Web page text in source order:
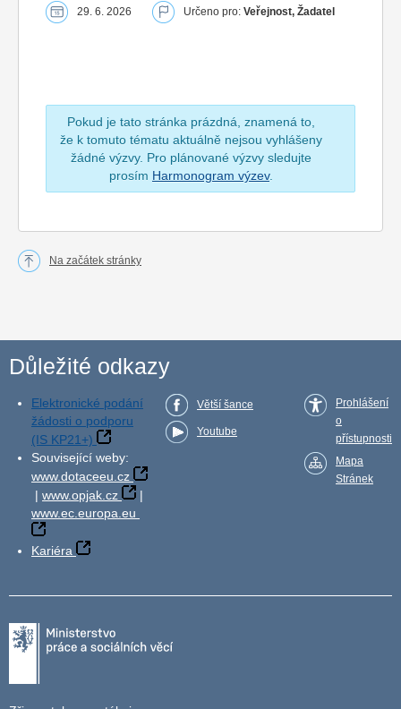
29. 6. 2026 Určeno pro: Veřejnost, Žadatel
Pokud je tato stránka prázdná, znamená to,
že k tomuto tématu aktuálně nejsou vyhlášeny
žádné výzvy. Pro plánované výzvy sledujte
prosím Harmonogram výzev.
Na začátek stránky
Důležité odkazy
Elektronické podání
žádosti o podporu
(IS KP21+)
Související weby:
www.dotaceeu.cz
| www.opjak.cz
|
www.ec.europa.eu
Kariéra
Větší šance
Youtube
Prohlášení
o
přístupnosti
Mapa
Stránek